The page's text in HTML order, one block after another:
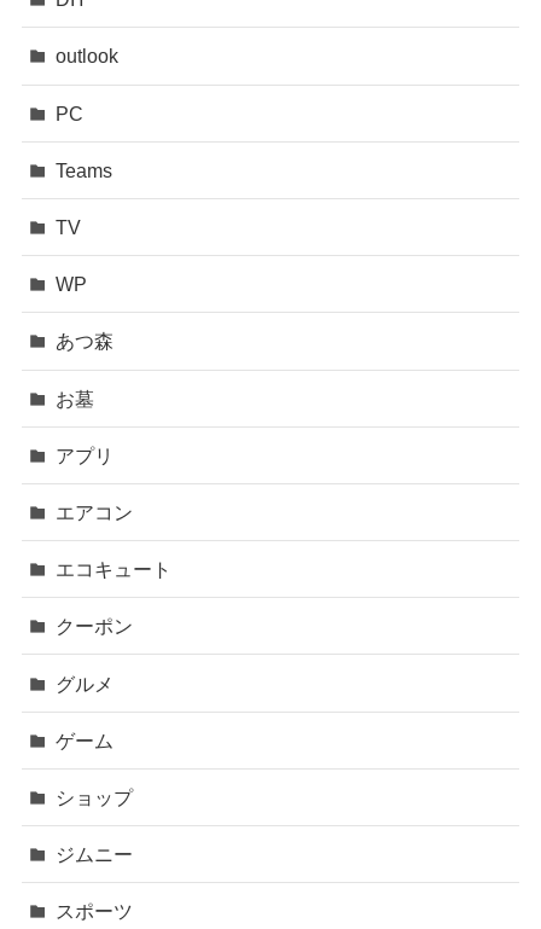
outlook
PC
Teams
TV
WP
あつ森
お墓
アプリ
エアコン
エコキュート
クーポン
グルメ
ゲーム
ショップ
ジムニー
スポーツ